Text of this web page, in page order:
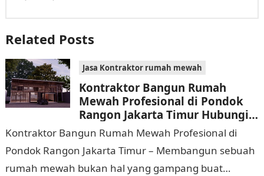
Related Posts
Jasa Kontraktor rumah mewah
Kontraktor Bangun Rumah
Mewah Profesional di Pondok
Rangon Jakarta Timur Hubungi
0811 9933 588
Kontraktor Bangun Rumah Mewah Profesional di
Pondok Rangon Jakarta Timur – Membangun sebuah
rumah mewah bukan hal yang gampang buat